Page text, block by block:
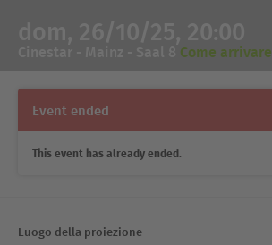
Come arrivare
Event ended
This event has already ended.
Luogo della proiezione